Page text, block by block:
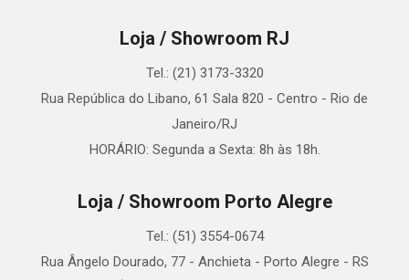
Loja / Showroom RJ
Tel.: (21) 3173-3320
Rua República do Libano, 61 Sala 820 - Centro - Rio de
Janeiro/RJ
HORÁRIO: Segunda a Sexta: 8h às 18h.
Loja / Showroom Porto Alegre
Tel.: (51) 3554-0674
Rua Ângelo Dourado, 77 - Anchieta - Porto Alegre - RS